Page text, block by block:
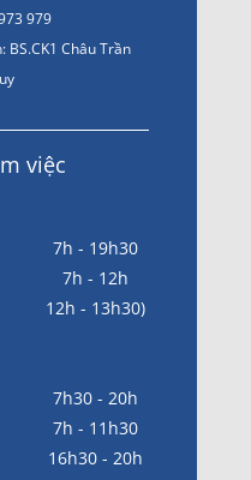
979
BS.CK1 Châu Trần
việc
7h - 19h30
7h - 12h
12h - 13h30)
7h30 - 20h
7h - 11h30
16h30 - 20h